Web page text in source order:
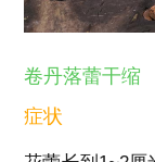
卷丹落蕾干缩
症状